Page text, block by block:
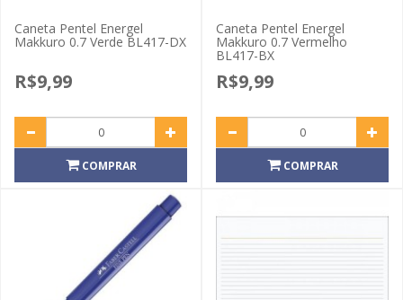
Caneta Pentel Energel
Makkuro 0.7 Verde BL417-DX
R$9,99
COMPRAR
Caneta Pentel Energel
Makkuro 0.7 Vermelho
BL417-BX
R$9,99
COMPRAR